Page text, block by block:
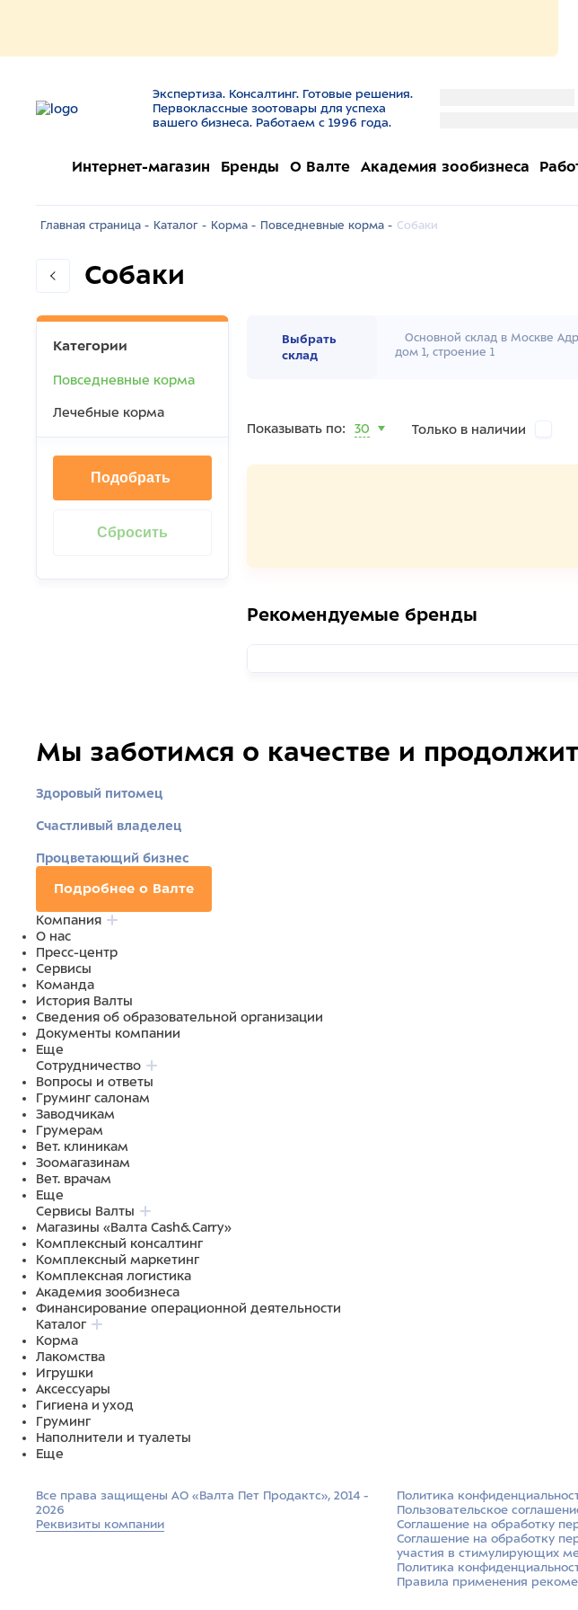
Экспертиза. Консалтинг. Готовые решения.
Первоклассные зоотовары для успеха
вашего бизнеса. Работаем с 1996 года.
Интернет-магазин Бренды О Валте Академия зообизнеса
Главная страница - Каталог - Корма - Повседневные корма - Собаки
Собаки
Категории
Повседневные корма
Лечебные корма
Подобрать
Выбрать
склад
Основной склад в Москве
дом 1, строение 1
Показывать по: 30 Только в наличии
Рекомендуемые бренды
Мы заботимся о качестве и
Здоровый питомец
Счастливый владелец
Процветающий бизнес
Подробнее о Валте
Компания
О нас
Пресс-центр
Сервисы
Команда
История Валты
Сведения об образовательной организации
Документы компании
Еще
Сотрудничество
Вопросы и ответы
Груминг салонам
Заводчикам
Грумерам
Вет. клиникам
Зоомагазинам
Вет. врачам
Еще
Сервисы Валты
Магазины «Валта Cash&Carry»
Комплексный консалтинг
Комплексный маркетинг
Комплексная логистика
Академия зообизнеса
Финансирование операционной деятельности
Каталог
Корма
Лакомства
Игрушки
Аксессуары
Гигиена и уход
Груминг
Наполнители и туалеты
Еще
Все права защищены АО «Валта Пет Продактс», 2014 -
2026
Реквизиты компании
Политика
Пользовательское
Соглашение на обработку
Соглашение на обработку
участия в стимулирующих
Политика
Правила применения